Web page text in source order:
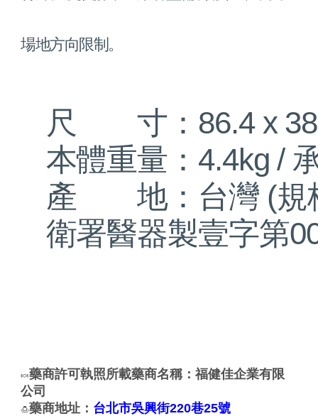
場地方向限制。
尺 寸：86.4 x 38
本體重量：4.4kg /
產 地：台灣 (規格
衛署醫器製壹字第
🍬藥商許可執照所載藥商名稱：福健佳企業有限
公司
🍮藥商地址： 台北市吳興街220巷25號